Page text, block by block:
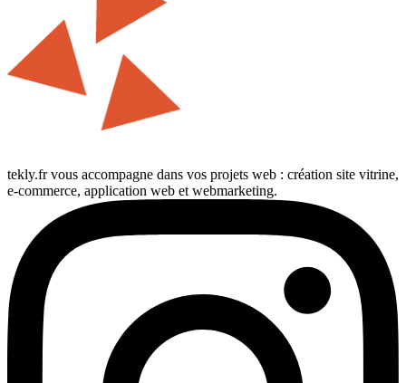
tekly.fr vous accompagne dans vos projets web : création site vitrine,
e-commerce, application web et webmarketing.